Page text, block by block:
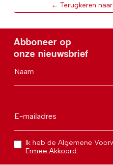
← Terugkeren
Abboneer op
onze nieuwsbrief
Naam
E-mailadres
Ik heb de Algemene
Ermee Akkoord.